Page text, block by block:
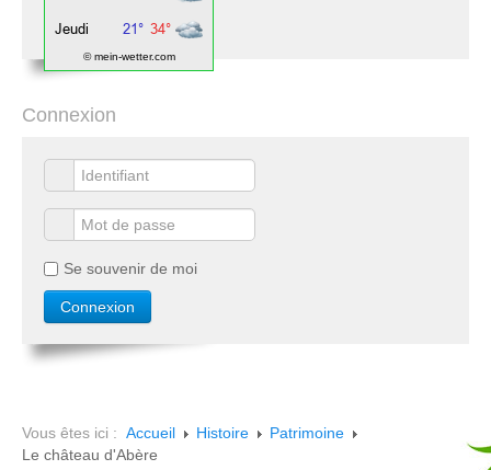
© mein-wetter.com
Connexion
Se souvenir de moi
Vous êtes ici : Accueil Histoire
Patrimoine
Le château d'Abère